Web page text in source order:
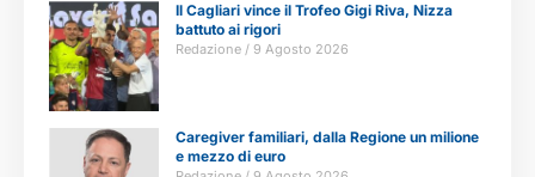
Il Cagliari vince il Trofeo Gigi Riva, Nizza
battuto ai rigori
Redazione 9 Agosto 2026
Caregiver familiari, dalla Regione un milione
e mezzo di euro